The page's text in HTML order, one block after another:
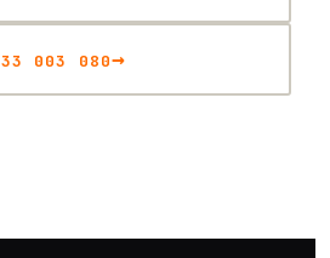
003 080